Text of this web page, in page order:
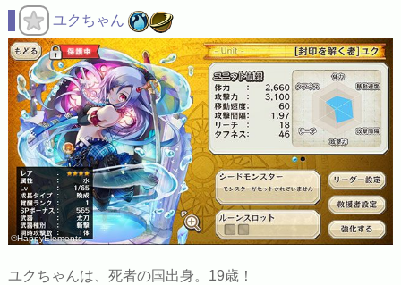
ユクちゃん
©HappyElements
ユクちゃんは、死者の国出身。19歳！